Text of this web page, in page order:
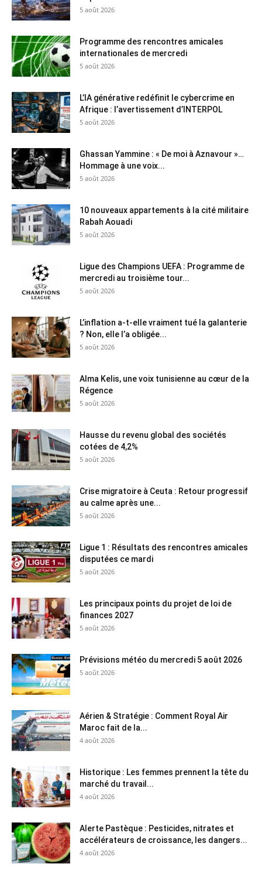
5 août 2026
Programme des rencontres amicales
internationales de mercredi
5 août 2026
L’IA générative redéfinit le cybercrime en
Afrique : l’avertissement d’INTERPOL
5 août 2026
Ghassan Yammine : « De moi à Aznavour »…
Hommage à une voix...
5 août 2026
10 nouveaux appartements à la cité militaire
Rabah Aouadi
5 août 2026
Ligue des Champions UEFA : Programme de
mercredi au troisième tour...
5 août 2026
L’inflation a-t-elle vraiment tué la galanterie
? Non, elle l’a obligée...
5 août 2026
Alma Kelis, une voix tunisienne au cœur de la
Régence
5 août 2026
Hausse du revenu global des sociétés
cotées de 4,2%
5 août 2026
Crise migratoire à Ceuta : Retour progressif
au calme après une...
5 août 2026
Ligue 1 : Résultats des rencontres amicales
disputées ce mardi
5 août 2026
Les principaux points du projet de loi de
finances 2027
5 août 2026
Prévisions météo du mercredi 5 août 2026
5 août 2026
Aérien & Stratégie : Comment Royal Air
Maroc fait de la...
4 août 2026
Historique : Les femmes prennent la tête du
marché du travail...
4 août 2026
Alerte Pastèque : Pesticides, nitrates et
accélérateurs de croissance, les dangers...
4 août 2026